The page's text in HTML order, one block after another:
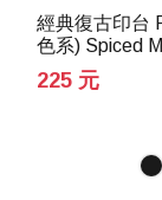
經典復古印台
色系) Spiced
225 元